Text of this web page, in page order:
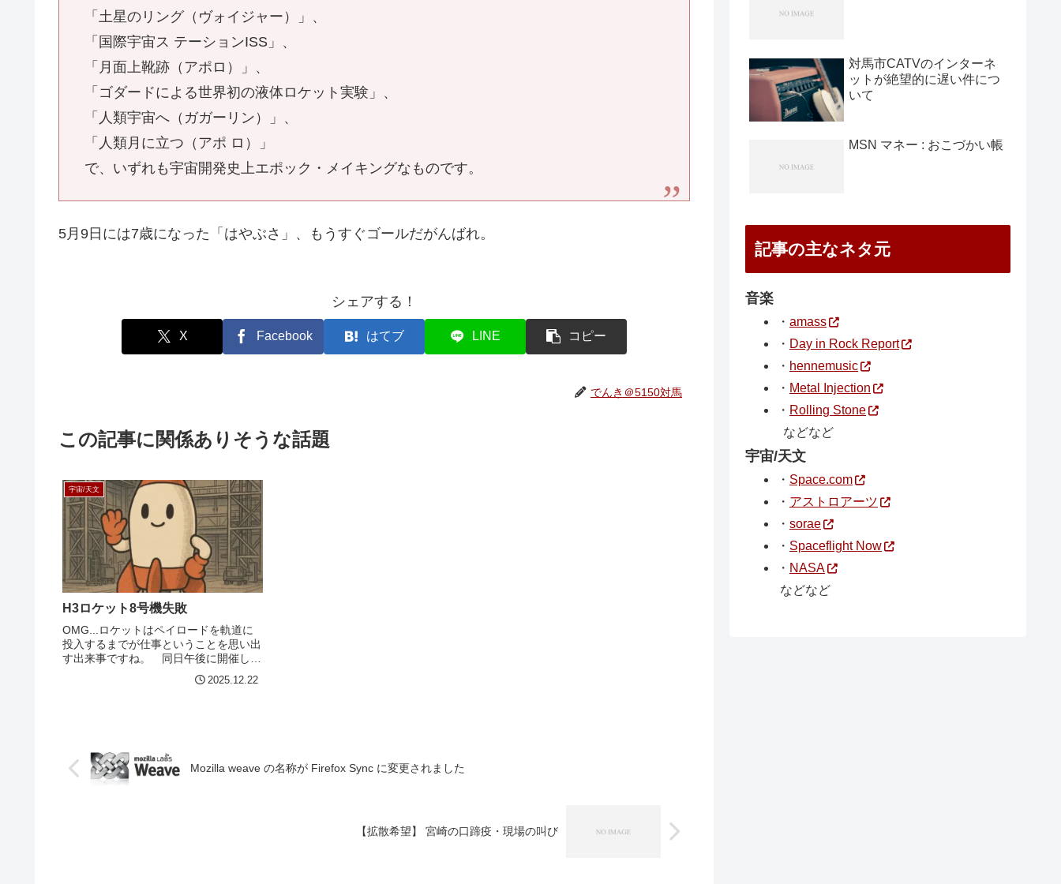
「土星のリング（ヴォイジャー）」、
「国際宇宙ス テーションISS」、
「月面上靴跡（アポロ）」、
「ゴダードによる世界初の液体ロケット実験」、
「人類宇宙へ（ガガーリン）」、
「人類月に立つ（アポ ロ）」
で、いずれも宇宙開発史上エポック・メイキングなものです。
5月9日には7歳になった「はやぶさ」、もうすぐゴールだがんばれ。
シェアする！
X Facebook はてブ LINE コピー
でんき＠5150対馬
この記事に関係ありそうな話題
宇宙/天文
H3ロケット8号機失敗
OMG...ロケットはペイロードを軌道に
投入するまでが仕事ということを思い出
す出来事ですね。 同日午後に開催した
記者会見で、H3ロケットの開発責任者
でJAXAの理事を務める岡田匡史氏は、
2025.12.22
Mozilla weave の名称が Firefox Sync に変更されました
【拡散希望】 宮崎の口蹄疫・現場の叫び
対馬市CATVのインターネ
ットが絶望的に遅い件につ
いて
MSN マネー : おこづかい帳
記事の主なネタ元
音楽
・ amass
・ Day in Rock Report
・ hennemusic
・ Metal Injection
・ Rolling Stone
などなど
宇宙/天文
・ Space.com
・ アストロアーツ
・ sorae
・ Spaceflight Now
・ NASA
などなど